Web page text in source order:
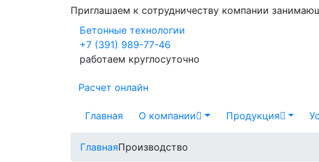
Приглашаем к сотрудничеству компании
Бетонные технологии
+7 (391) 989-77-46
работаем круглосуточно
Расчет онлайн
Главная О компании Продукция
ГлавнаяПроизводство